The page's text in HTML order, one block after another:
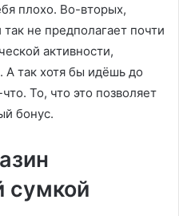
плохо. Во-вторых,
не предполагает почти
активности,
А так хотя бы идёшь до
То, что это позволяет
бонус.
сумкой